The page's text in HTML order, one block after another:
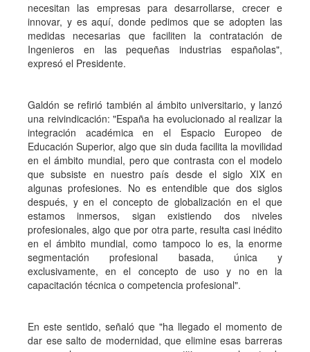
necesitan las empresas para desarrollarse, crecer e
innovar, y es aquí, donde pedimos que se adopten las
medidas necesarias que faciliten la contratación de
Ingenieros en las pequeñas industrias españolas",
expresó el Presidente.
Galdón se refirió también al ámbito universitario, y lanzó
una reivindicación: "España ha evolucionado al realizar la
integración académica en el Espacio Europeo de
Educación Superior, algo que sin duda facilita la movilidad
en el ámbito mundial, pero que contrasta con el modelo
que subsiste en nuestro país desde el siglo XIX en
algunas profesiones. No es entendible que dos siglos
después, y en el concepto de globalización en el que
estamos inmersos, sigan existiendo dos niveles
profesionales, algo que por otra parte, resulta casi inédito
en el ámbito mundial, como tampoco lo es, la enorme
segmentación profesional basada, única y
exclusivamente, en el concepto de uso y no en la
capacitación técnica o competencia profesional".
En este sentido, señaló que "ha llegado el momento de
dar ese salto de modernidad, que elimine esas barreras